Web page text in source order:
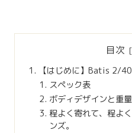
目次
【はじめに】Batis 2/
スペック表
ボディデザインと重量
程よく寄れて、程よ
ンズ。